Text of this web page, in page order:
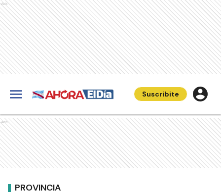
Ads
Suscribite
Ads
PROVINCIA